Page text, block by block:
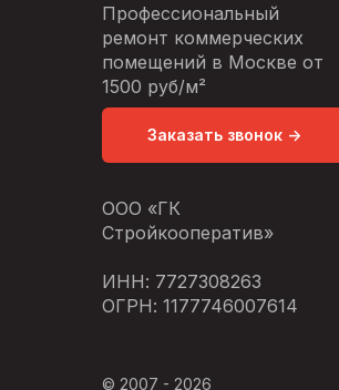
Профессиональный
ремонт коммерческих
помещений в Москве от
1500 руб/м²
© 2007 - 2026
ООО «ГК
Стройкооператив»
ИНН: 7727308263
ОГРН: 1177746007614
Заказать звонок ->